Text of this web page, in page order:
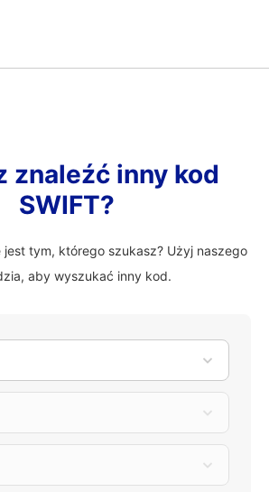
znaleźć inny kod
SWIFT?
jest tym, którego szukasz? Użyj naszego
aby wyszukać inny kod.